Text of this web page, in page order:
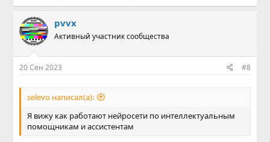
pvvx
Активный участник сообщества
20 Сен 2023 #8
selevo написал(а):
Я вижу как работают нейросети по интеллектуальным
помощникам и ассистентам